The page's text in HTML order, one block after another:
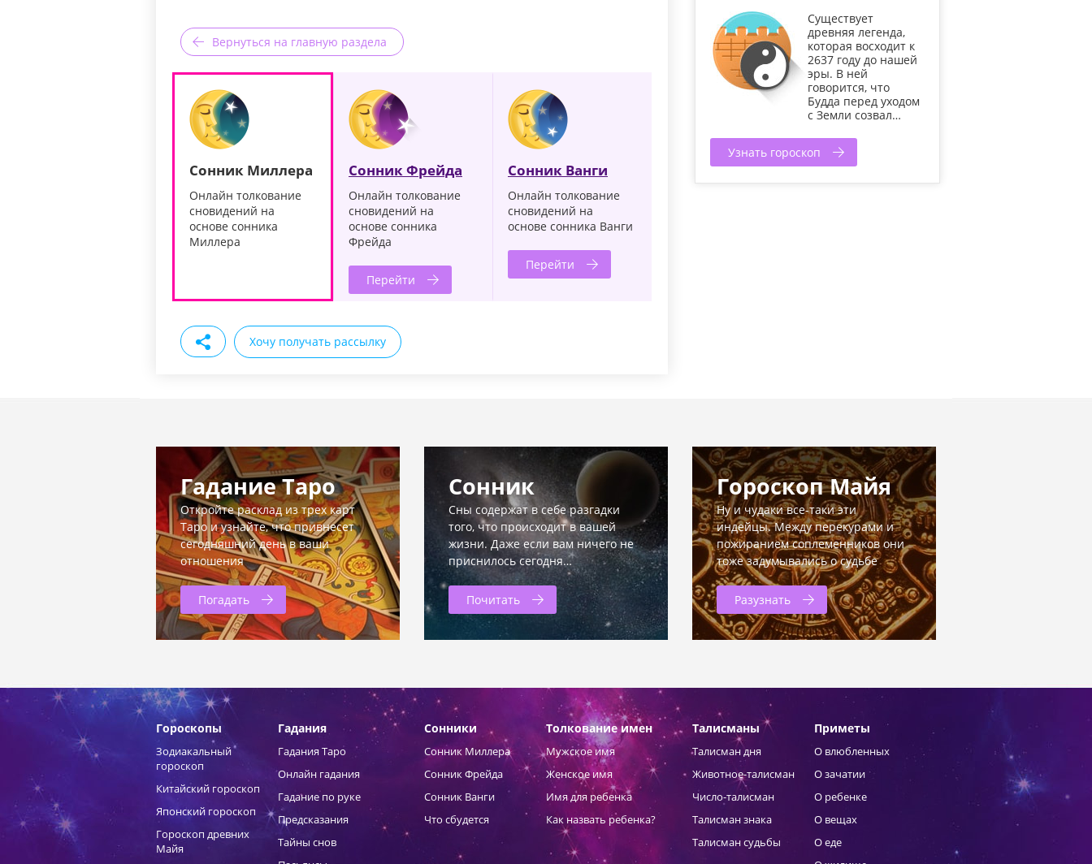
Вернуться на главную раздела
Сонник Миллера
Онлайн толкование
сновидений на
основе сонника
Миллера
Сонник Фрейда
Онлайн толкование
сновидений на
основе сонника
Фрейда
Перейти
Сонник Ванги
Онлайн толкование
сновидений на
основе сонника Ванги
Перейти
Хочу получать рассылку
Существует
древняя легенда,
которая восходит к
2637 году до нашей
эры. В ней
говорится, что
Будда перед уходом
с Земли созвал…
Узнать гороскоп
Гадание Таро
Откройте расклад из трех карт
Таро и узнайте, что привнесет
сегодняшний день в ваши
отношения
Погадать
Сонник
Сны содержат в себе разгадки
того, что происходит в вашей
жизни. Даже если вам ничего не
приснилось сегодня…
Почитать
Гороскоп Майя
Ну и чудаки все-таки эти
индейцы. Между перекурами и
пожиранием соплеменников они
тоже задумывались о судьбе
Разузнать
Гороскопы
Зодиакальный
гороскоп
Китайский гороскоп
Японский гороскоп
Гороскоп древних
Майя
Гадания
Гадания Таро
Онлайн гадания
Гадание по руке
Предсказания
Тайны снов
Сонники
Сонник Миллера
Сонник Фрейда
Сонник Ванги
Что сбудется
Толкование имен
Мужское имя
Женское имя
Имя для ребенка
Как назвать ребенка?
Талисманы
Талисман дня
Животное-талисман
Число-талисман
Талисман знака
Талисман судьбы
Приметы
О влюбленных
О зачатии
О ребенке
О вещах
О еде